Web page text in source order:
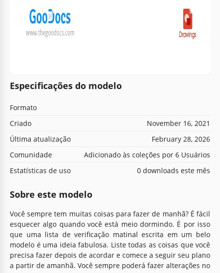
Especificações do modelo
Formato
Criado
November 16, 2021
Última atualização
February 28, 2026
Comunidade
Adicionado às coleções por 6 Usuários
Estatísticas de uso
0 downloads este mês
Sobre este modelo
Você sempre tem muitas coisas para fazer de manhã? É fácil
esquecer algo quando você está meio dormindo. É por isso
que uma lista de verificação matinal escrita em um belo
modelo é uma ideia fabulosa. Liste todas as coisas que você
precisa fazer depois de acordar e comece a seguir seu plano
a partir de amanhã. Você sempre poderá fazer alterações no